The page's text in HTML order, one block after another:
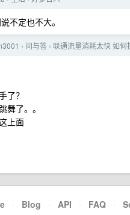
不定也不大。
› 问与答 › 联通流量消耗太快 如何
了？
舞了。。
上面
· Blog · API · FAQ ·